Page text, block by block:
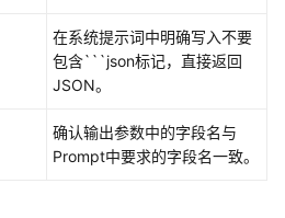
在系统提示词中明确写入不要
包含```json标记，直接返回
JSON。
确认输出参数中的字段名与
Prompt中要求的字段名一致。